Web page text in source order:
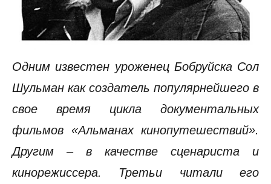
Одним известен уроженец Бобруйска Сол
Шульман как создатель популярнейшего в
свое время цикла документальных
фильмов «Альманах кинопутешествий».
Другим – в качестве сценариста и
кинорежиссера. Третьи читали его